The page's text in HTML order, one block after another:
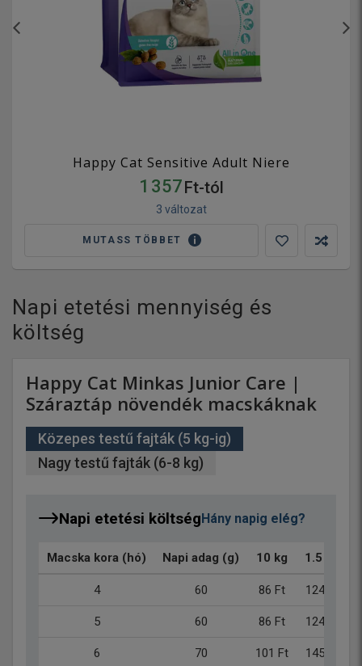
Happy Cat Sensitive Adult Niere
1 357 Ft-tól
3 változat
MUTASS TÖBBET
Napi etetési mennyiség és
költség
Happy Cat Minkas Junior Care |
Száraztáp növendék macskáknak
Közepes testű fajták (5 kg-ig)
Nagy testű fajták (6-8 kg)
Napi etetési költségHány napig elég?
Macska kora (hó) Napi adag (g) 10 kg 1.5 kg
4 60 86 Ft 124 Ft
5 60 86 Ft 124 Ft
6 70 101 Ft 145 Ft